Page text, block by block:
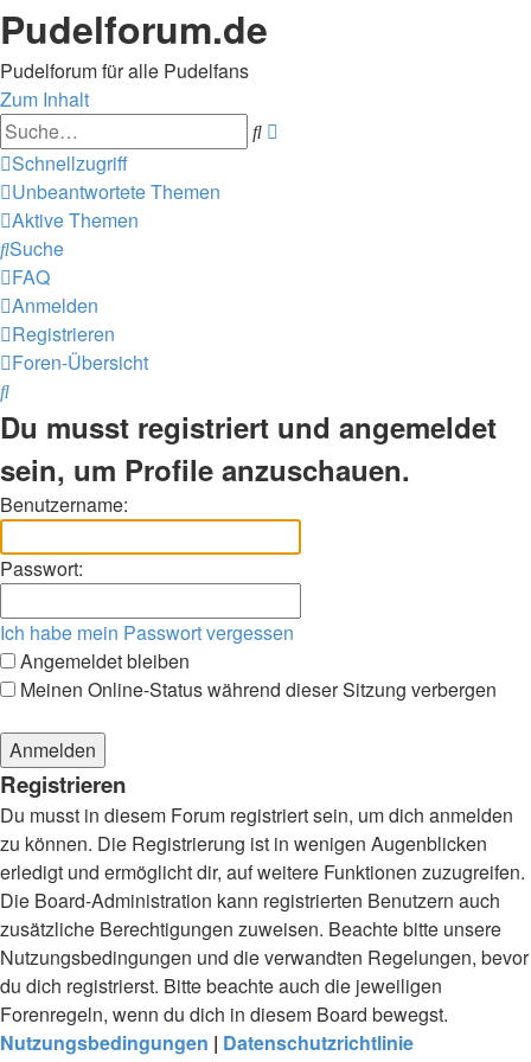
Pudelforum.de
Pudelforum für alle Pudelfans
Zum Inhalt
Suche
Schnellzugriff
Unbeantwortete Themen
Aktive Themen
Suche
FAQ
Anmelden
Registrieren
Foren-Übersicht
Suche
Du musst registriert und angemeldet
sein, um Profile anzuschauen.
Benutzername:
Passwort:
Ich habe mein Passwort vergessen
Angemeldet bleiben
Meinen Online-Status während dieser Sitzung verbergen
Registrieren
Du musst in diesem Forum registriert sein, um dich anmelden
zu können. Die Registrierung ist in wenigen Augenblicken
erledigt und ermöglicht dir, auf weitere Funktionen zuzugreifen.
Die Board-Administration kann registrierten Benutzern auch
zusätzliche Berechtigungen zuweisen. Beachte bitte unsere
Nutzungsbedingungen und die verwandten Regelungen, bevor
du dich registrierst. Bitte beachte auch die jeweiligen
Forenregeln, wenn du dich in diesem Board bewegst.
Nutzungsbedingungen | Datenschutzrichtlinie